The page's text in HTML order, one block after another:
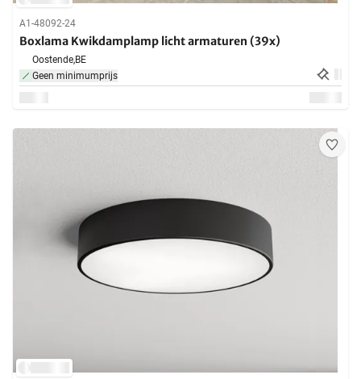
A1-48092-24
Boxlama Kwikdamplamp licht armaturen (39x)
Oostende,BE
Geen minimumprijs